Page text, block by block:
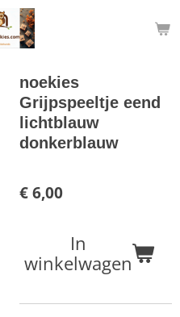
noekies
Grijpspeeltje eend
lichtblauw
donkerblauw
€ 6,00
In
winkelwagen